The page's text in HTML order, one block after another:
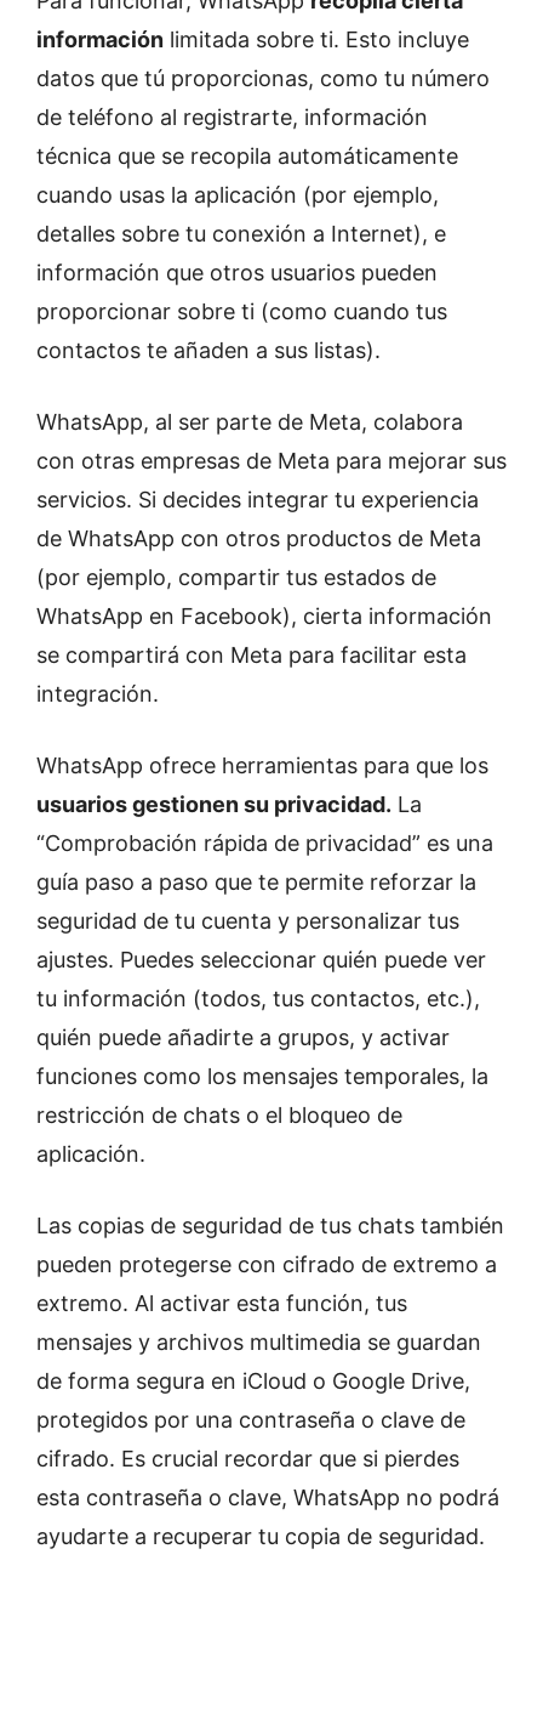
información limitada sobre ti. Esto incluye
datos que tú proporcionas, como tu número
de teléfono al registrarte, información
técnica que se recopila automáticamente
cuando usas la aplicación (por ejemplo,
detalles sobre tu conexión a Internet), e
información que otros usuarios pueden
proporcionar sobre ti (como cuando tus
contactos te añaden a sus listas).
WhatsApp, al ser parte de Meta, colabora
con otras empresas de Meta para mejorar sus
servicios. Si decides integrar tu experiencia
de WhatsApp con otros productos de Meta
(por ejemplo, compartir tus estados de
WhatsApp en Facebook), cierta información
se compartirá con Meta para facilitar esta
integración.
WhatsApp ofrece herramientas para que los
usuarios gestionen su privacidad. La
“Comprobación rápida de privacidad” es una
guía paso a paso que te permite reforzar la
seguridad de tu cuenta y personalizar tus
ajustes. Puedes seleccionar quién puede ver
tu información (todos, tus contactos, etc.),
quién puede añadirte a grupos, y activar
funciones como los mensajes temporales, la
restricción de chats o el bloqueo de
aplicación.
Las copias de seguridad de tus chats también
pueden protegerse con cifrado de extremo a
extremo. Al activar esta función, tus
mensajes y archivos multimedia se guardan
de forma segura en iCloud o Google Drive,
protegidos por una contraseña o clave de
cifrado. Es crucial recordar que si pierdes
esta contraseña o clave, WhatsApp no podrá
ayudarte a recuperar tu copia de seguridad.